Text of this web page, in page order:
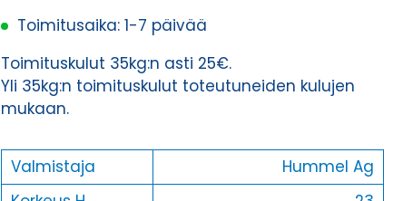
määrä
Toimitusaika: 1-7 päivää
Toimituskulut 35kg:n asti 25€.
Yli 35kg:n toimituskulut toteutuneiden kulujen
mukaan.
Valmistaja
Hummel Ag